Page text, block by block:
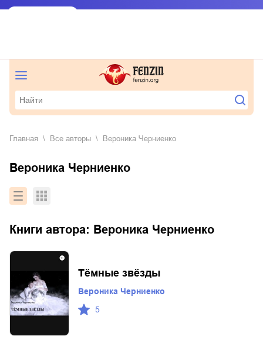
Главная Все авторы Вероника Черниенко
Вероника Черниенко
Книги автора: Вероника Черниенко
Тёмные звёзды
Вероника Черниенко
5